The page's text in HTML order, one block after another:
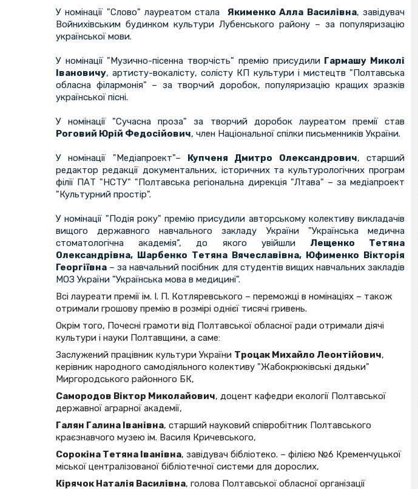
У номінації "Слово" лауреатом стала Якименко Алла Василівна, завідувач
Войнихівським будинком культури Лубенського району – за популяризацію
української мови.
У номінації "Музично-пісенна творчість" премію присудили Гармашу Миколі
Івановичу, артисту-вокалісту, солісту КП культури і мистецтв "Полтавська
обласна філармонія" – за творчий доробок, популяризацію кращих зразків
української пісні.
У номінації "Сучасна проза" за творчий доробок лауреатом премії став
Роговий Юрій Федосійович, член Національної спілки письменників України.
У номінації "Медіапроект"– Купченя Дмитро Олександрович, старший
редактор редакції документальних, історичних та культурологічних програм
філії ПАТ "НСТУ" "Полтавська регіональна дирекція "Лтава" – за медіапроект
"Культурний простір".
У номінації "Подія року" премію присудили авторському колективу викладачів
вищого державного навчального закладу України "Українська медична
стоматологічна академія", до якого увійшли Лещенко Тетяна
Олександрівна, Шарбенко Тетяна Вячеславівна, Юфименко Вікторія
Георгіївна – за навчальний посібник для студентів вищих навчальних закладів
МОЗ України "Українська мова в медицині".
Всі лауреати премії ім. І. П. Котляревського – переможці в номінаціях – також
отримали грошову премію в розмірі однієї тисячі гривень.
Окрім того, Почесні грамоти від Полтавської обласної ради отримали діячі
культури і науки Полтавщини, а саме:
Заслужений працівник культури України Троцак Михайло Леонтійович,
керівник народного самодіяльного колективу "Жабокрюківські дядьки"
Миргородського районного БК,
Самородов Віктор Миколайович, доцент кафедри екології Полтавської
державної аграрної академії,
Галян Галина Іванівна, старший науковий співробітник Полтавського
краєзнавчого музею ім. Василя Кричевського,
Сорокіна Тетяна Іванівна, завідувач бібліотеко. – філією №6 Кременчуцької
міської централізованої бібліотечної системи для дорослих,
Кірячок Наталія Василівна, голова Полтавської обласної організації